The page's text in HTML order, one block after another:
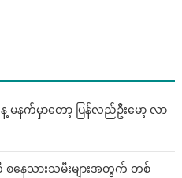
မနက်မှာတော့ ပြန်လည်ဦးမော့ လာ
စနေသားသမီးများအတွက် တစ်